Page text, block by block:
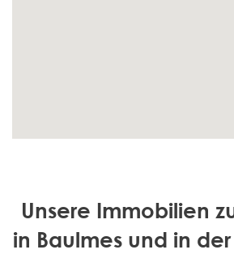
Unsere Immobilien
in Baulmes und in